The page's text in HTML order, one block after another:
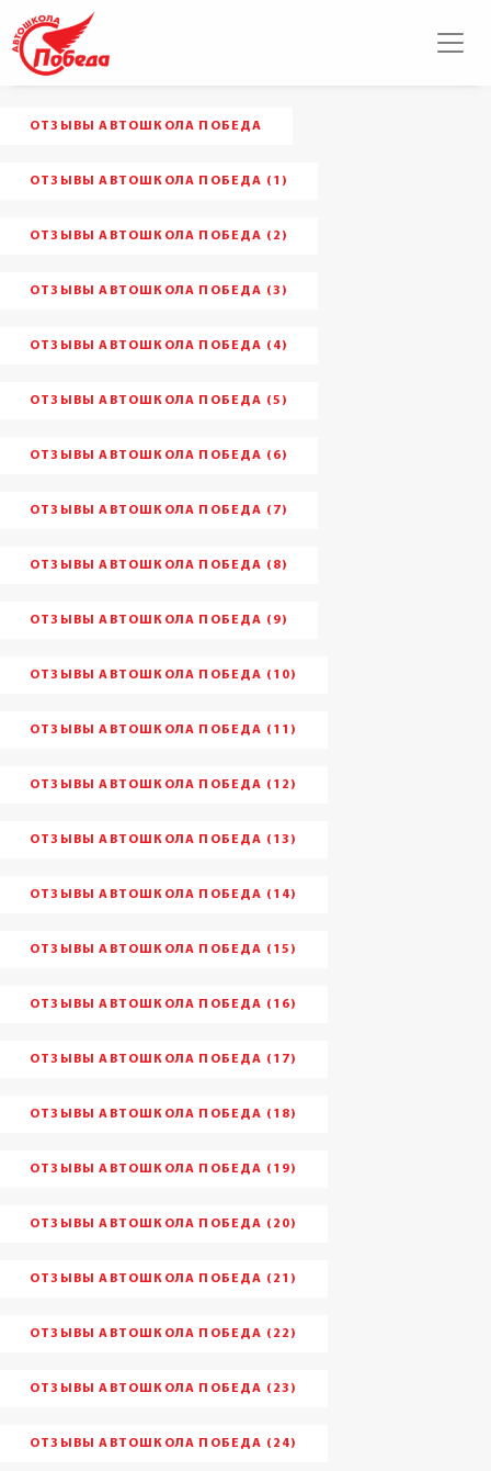
ОТЗЫВЫ АВТОШКОЛА ПОБЕДА
ОТЗЫВЫ АВТОШКОЛА ПОБЕДА (1)
ОТЗЫВЫ АВТОШКОЛА ПОБЕДА (2)
ОТЗЫВЫ АВТОШКОЛА ПОБЕДА (3)
ОТЗЫВЫ АВТОШКОЛА ПОБЕДА (4)
ОТЗЫВЫ АВТОШКОЛА ПОБЕДА (5)
ОТЗЫВЫ АВТОШКОЛА ПОБЕДА (6)
ОТЗЫВЫ АВТОШКОЛА ПОБЕДА (7)
ОТЗЫВЫ АВТОШКОЛА ПОБЕДА (8)
ОТЗЫВЫ АВТОШКОЛА ПОБЕДА (9)
ОТЗЫВЫ АВТОШКОЛА ПОБЕДА (10)
ОТЗЫВЫ АВТОШКОЛА ПОБЕДА (11)
ОТЗЫВЫ АВТОШКОЛА ПОБЕДА (12)
ОТЗЫВЫ АВТОШКОЛА ПОБЕДА (13)
ОТЗЫВЫ АВТОШКОЛА ПОБЕДА (14)
ОТЗЫВЫ АВТОШКОЛА ПОБЕДА (15)
ОТЗЫВЫ АВТОШКОЛА ПОБЕДА (16)
ОТЗЫВЫ АВТОШКОЛА ПОБЕДА (17)
ОТЗЫВЫ АВТОШКОЛА ПОБЕДА (18)
ОТЗЫВЫ АВТОШКОЛА ПОБЕДА (19)
ОТЗЫВЫ АВТОШКОЛА ПОБЕДА (20)
ОТЗЫВЫ АВТОШКОЛА ПОБЕДА (21)
ОТЗЫВЫ АВТОШКОЛА ПОБЕДА (22)
ОТЗЫВЫ АВТОШКОЛА ПОБЕДА (23)
ОТЗЫВЫ АВТОШКОЛА ПОБЕДА (24)